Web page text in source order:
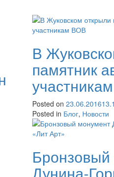
В
памятник
Posted on 23.06.2016
Posted in Блог, Новости